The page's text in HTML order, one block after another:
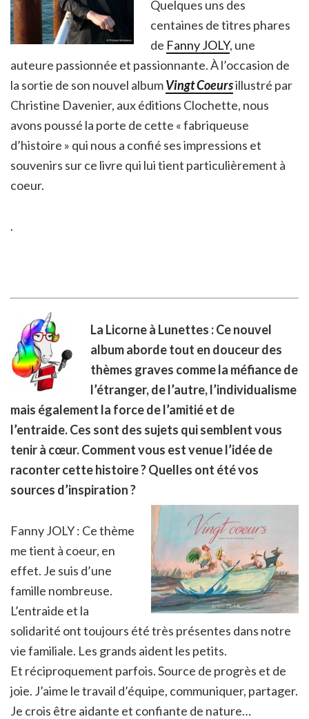
Quelques uns des
centaines de titres phares
de Fanny JOLY, une
auteure passionnée et passionnante. À l’occasion de
la sortie de son nouvel albumVingt Coeursillustré par
Christine Davenier, aux éditions Clochette, nous
avons poussé la porte de cette « fabriqueuse
d’histoire » qui nous a confié ses impressions et
souvenirs sur ce livre qui lui tient particulièrement à
coeur.
.
La Licorne à Lunettes : Ce nouvel
album aborde tout en douceur des
thèmes graves comme la méfiance de
l’étranger, de l’autre, l’individualisme
mais également la force de l’amitié et de
l’entraide. Ces sont des sujets qui semblent vous
tenir à cœur. Comment vous est venue l’idée de
raconter cette histoire ? Quelles ont été vos
sources d’inspiration ?
Fanny JOLY : Ce thème
me tient à coeur, en
effet. Je suis d’une
famille nombreuse.
L’entraide et la
solidarité ont toujours été très présentes dans notre
vie familiale. Les grands aident les petits.
Et réciproquement parfois. Source de progrès et de
joie. J’aime le travail d’équipe, communiquer, partager.
Je crois être aidante et confiante de nature…